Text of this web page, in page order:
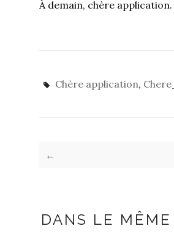
À demain, chère application.
Chère application,
←
DANS LE